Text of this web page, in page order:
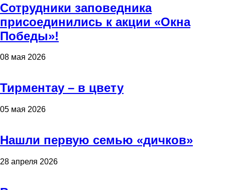
Сотрудники заповедника
присоединились к акции «Окна
Победы»!
08 мая 2026
Тирментау – в цвету
05 мая 2026
Нашли первую семью «дичков»
28 апреля 2026